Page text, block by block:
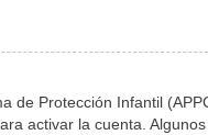
de Protección Infantil
activar la cuenta.